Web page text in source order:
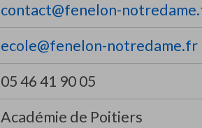
contact@fenelon-
ecole@fenelon-notredame.fr
05 46 41 90 05
Académie de Poitiers